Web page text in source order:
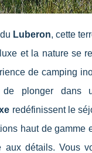
Luberon, cette
et la nature se
de camping
plonger dans
redéfinissent le
haut de gamme
aux détails. Vous